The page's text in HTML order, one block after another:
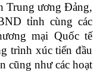
Trung ương Đảng,
tỉnh cùng các
mại Quốc tế
trình xúc tiến đầu
cũng như các hoạt